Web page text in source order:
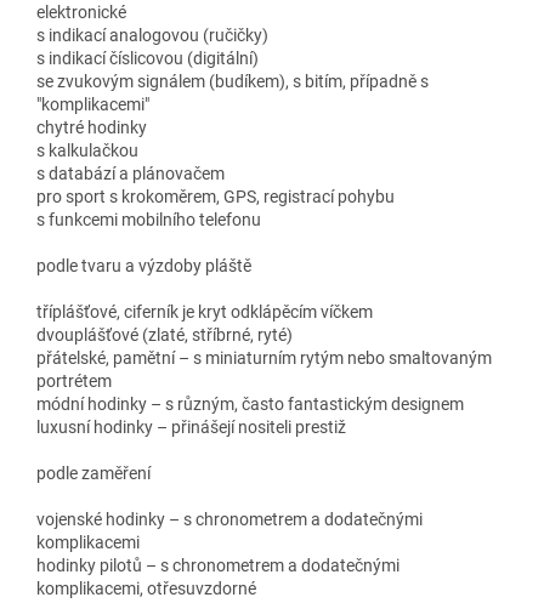
elektronické
s indikací analogovou (ručičky)
s indikací číslicovou (digitální)
se zvukovým signálem (budíkem), s bitím, případně s
"komplikacemi"
chytré hodinky
s kalkulačkou
s databází a plánovačem
pro sport s krokoměrem, GPS, registrací pohybu
s funkcemi mobilního telefonu
podle tvaru a výzdoby pláště
tříplášťové, ciferník je kryt odklápěcím víčkem
dvouplášťové (zlaté, stříbrné, ryté)
přátelské, pamětní – s miniaturním rytým nebo smaltovaným
portrétem
módní hodinky – s různým, často fantastickým designem
luxusní hodinky – přinášejí nositeli prestiž
podle zaměření
vojenské hodinky – s chronometrem a dodatečnými
komplikacemi
hodinky pilotů – s chronometrem a dodatečnými
komplikacemi, otřesuvzdorné